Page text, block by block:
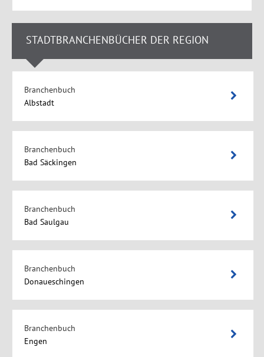
STADTBRANCHENBÜCHER DER REGION
Branchenbuch
Albstadt
Branchenbuch
Bad Säckingen
Branchenbuch
Bad Saulgau
Branchenbuch
Donaueschingen
Branchenbuch
Engen